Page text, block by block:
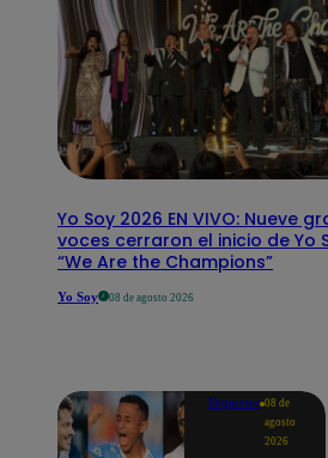
Yo Soy 2026 EN VIVO: Nueve
voces cerraron el inicio de Yo
“We Are the Champions”
Yo Soy 08 de agosto 2026
Deportes 08 de
agosto
2026